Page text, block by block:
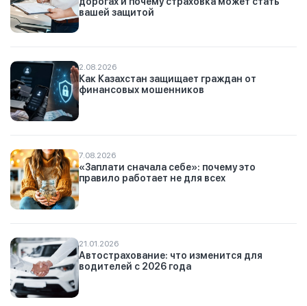
вашей защитой
2.08.2026
Как Казахстан защищает граждан от
финансовых мошенников
7.08.2026
«Заплати сначала себе»: почему это
правило работает не для всех
21.01.2026
Автострахование: что изменится для
водителей с 2026 года